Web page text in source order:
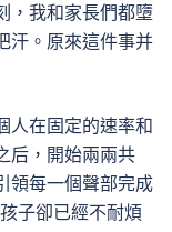
，我和家長們都墮
汗。原來這件事并
人在固定的速率和
后，開始兩兩共
領每一個聲部完成
子卻已經不耐煩